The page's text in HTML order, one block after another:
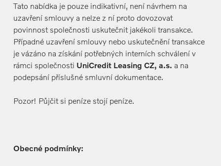
Tato nabídka je pouze indikativní, není návrhem na
uzavření smlouvy a nelze z ní proto dovozovat
povinnost společnosti uskutečnit jakékoli transakce.
Případné uzavření smlouvy nebo uskutečnění transakce
je vázáno na získání potřebných interních schválení v
rámci společnosti UniCredit Leasing CZ, a.s. a na
podepsání příslušné smluvní dokumentace.
Pozor! Půjčit si peníze stojí peníze.
Obecné podmínky: